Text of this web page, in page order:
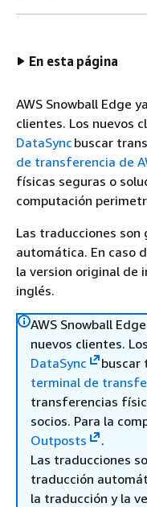
En esta página
AWS Snowball Edge
clientes. Los nuevos
DataSync buscar
de transferencia de
físicas seguras o
computación
Las traducciones
automática. En caso
la version original de
inglés.
AWS Snowball
nuevos clientes.
DataSync
buscar
terminal de
transferencias
socios. Para la
Outposts
.
Las traducciones
traducción
la traducción y la